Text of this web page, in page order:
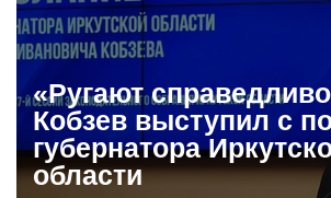
«Ругают
Кобзев выступил с
губернатора
области